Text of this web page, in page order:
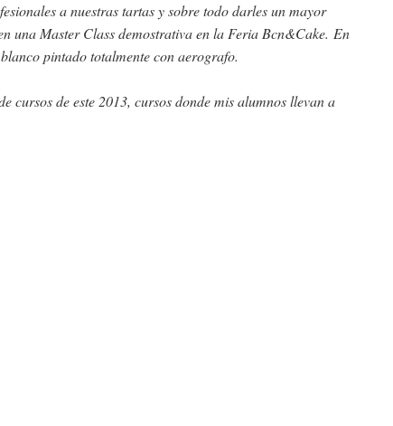
a nuestras tartas y sobre todo darles un mayor
una Master Class demostrativa en la Feria Bcn&Cake. En
pintado totalmente con aerografo.
cursos de este 2013, cursos donde mis alumnos llevan a